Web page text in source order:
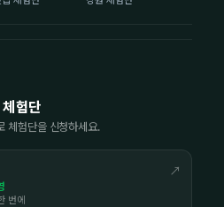
험단
체험단을 신청하세요.
↗
번에